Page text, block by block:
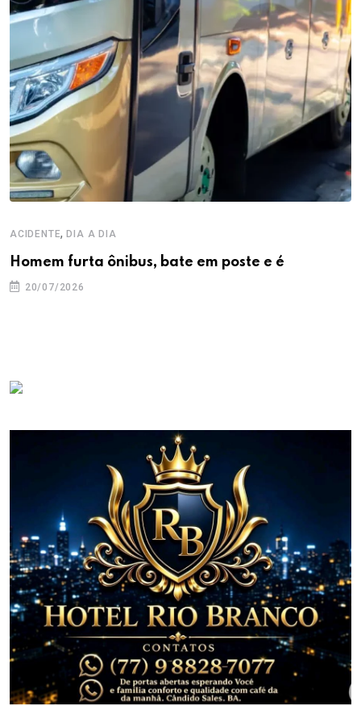
ACIDENTE,DIA A DIA
Homem furta ônibus, bate em poste e é
20/07/2026